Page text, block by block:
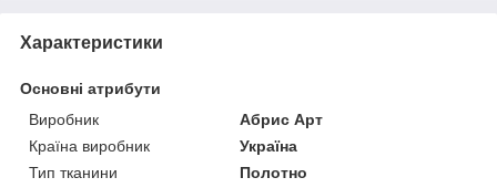
Характеристики
Основні атрибути
Виробник
Абрис Арт
Країна виробник
Україна
Тип тканини
Полотно